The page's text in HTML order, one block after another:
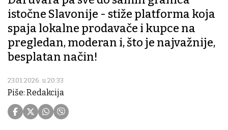
istočne Slavonije - stiže platforma koja
spaja lokalne prodavače i kupce na
pregledan, moderan i, što je najvažnije,
besplatan način!
23.01.2026. u 20:33
Piše: Redakcija